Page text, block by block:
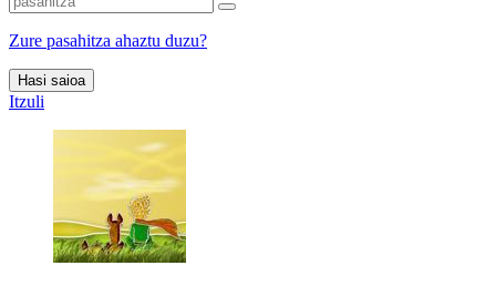
Zure pasahitza ahaztu duzu?
Hasi saioa
Itzuli